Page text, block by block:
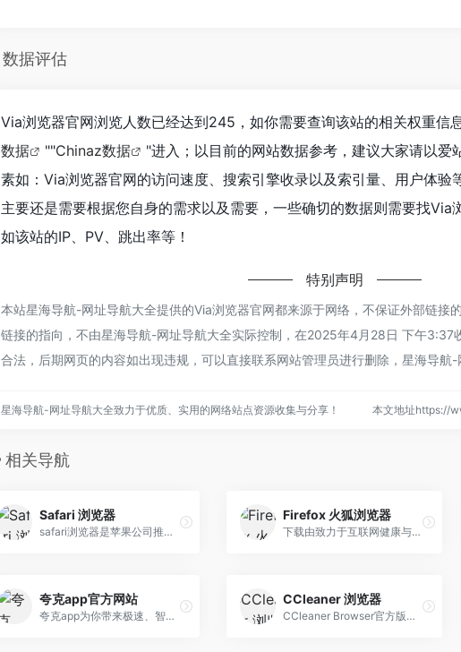
数据评估
Via浏览器官网浏览人数已经达到245，如你需要查询该站的相关权重信
数据
""Chinaz数据
"进入；以目前的网站数据参考，建议大家请以爱
素如：Via浏览器官网的访问速度、搜索引擎收录以及索引量、用户体验
主要还是需要根据您自身的需求以及需要，一些确切的数据则需要找Via
如该站的IP、PV、跳出率等！
特别声明
本站星海导航-网址导航大全提供的Via浏览器官网都来源于网络，不保证外部链接
链接的指向，不由星海导航-网址导航大全实际控制，在2025年4月28日 下午3:37
合法，后期网页的内容如出现违规，可以直接联系网站管理员进行删除，星海导航-
星海导航-网址导航大全致力于优质、实用的网络站点资源收集与分享！ 本文地址https://
相关导航
Safari 浏览器
safari浏览器是苹果公司推出一款浏览器，本身就是专为苹果用户使用，具有无广告、防跟踪、效率高的优势特点。它可拦截非法网页，支持浏览器不跟踪浏览，保护您的上网安全。而且，safari浏览器软件功能多，界面清晰，所有功能都很好用。此外，这款浏览器非常牛，可以实现追剧、漫画、看书自由。
Firefox 火狐浏览器
下载由致力于互联网健康与隐私保护的非营利组织 Mozilla 全力开发的浏览器 — Firefox。Windows、Mac、Linux、Android、与 iOS 版皆可免费下载。
夸克app官方网站
夸克app为你带来极速、智能、高效的搜索体验,找答案、找资料、找工具,做你学习、工作、生活的高效拍档。登录夸克app官网,立刻下载最新版夸克app,夸克网盘是夸克 推出的一款云服务产品,功能包括云存储、高清看剧、文件在线解压、PDF一键转换等。通过夸克网盘可随时随地管理和使用照片、文档、手机资料,夸克浏览器,夸克翻译,夸克小说,夸克扫描。
CCleaner 浏览器
CCleaner Browser官方版是一款出自梨子公司Piriform之手的全新型安全网络浏览器工具，CCleaner浏览器功能强悍，具备了低内存占用、高速浏览等特点，CCleaner Browser软件便捷好用，可以让您的上网体验更加优秀，是一款相当出色的安全清理浏览器。